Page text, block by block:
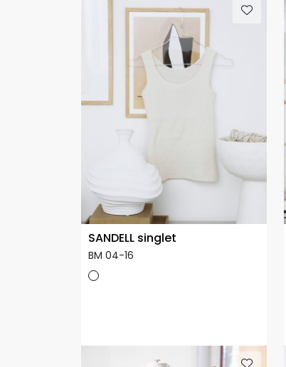
SANDELL singlet
BM 04-16